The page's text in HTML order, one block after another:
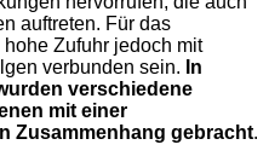
auftreten. Für das
Zufuhr jedoch mit
verbunden sein. In
verschiedene
mit einer
Zusammenhang gebracht.